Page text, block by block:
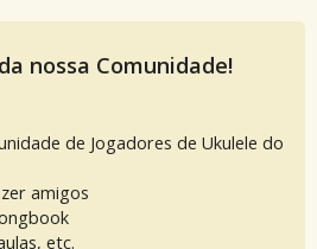
nossa Comunidade!
de Jogadores de Ukulele do
amigos
etc.